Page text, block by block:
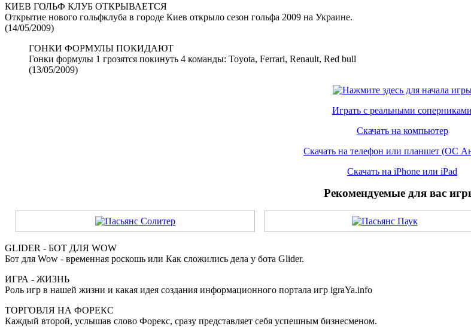
КИЕВ ГОЛЬФ КЛУБ ОТКРЫВАЕТСЯ
Открытие нового гольфклуба в городе Киев открыло сезон гольфа 2009 на Украине.
(14/05/2009)
ГОНКИ ФОРМУЛЫ ПОКИДАЮТ
Гонки формулы 1 грозятся покинуть 4 команды: Toyota, Ferrari, Renault, Red bull
(13/05/2009)
Играть с реальными соперниками
Скачать на компьютер
Скачать на телефон или планшет (ОС
Скачать на iPhone или iPad
Рекомендуемые для вас
GLIDER - БОТ ДЛЯ WOW
Бот для Wow - временная роскошь или Как сложились дела у бота Glider.
ИГРА - ЖИЗНЬ
Роль игр в нашей жизни и какая идея создания информационного портала игр igraYa.info
ТОРГОВЛЯ НА ФОРЕКС
Каждый второй, услышав слово Форекс, сразу представляет себя успешным бизнесменом.